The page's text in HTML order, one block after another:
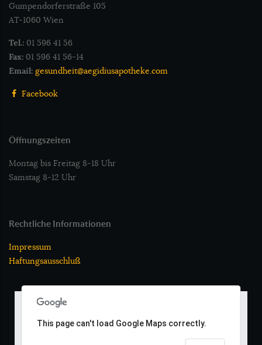
Gumpendorferstraße 105
AT-1060 Wien
Tel.: 01 596 41 56
Fax: 01 596 41 56-14
Email: gesundheit@aegidiusapotheke.com
Facebook
Öffnungszeiten
Montag bis Freitag 8-18 Uhr
Samstag 8-12 Uhr
Rechtliche Informationen
Impressum
Haftungsausschluß
This page can't load Google Maps correctly.